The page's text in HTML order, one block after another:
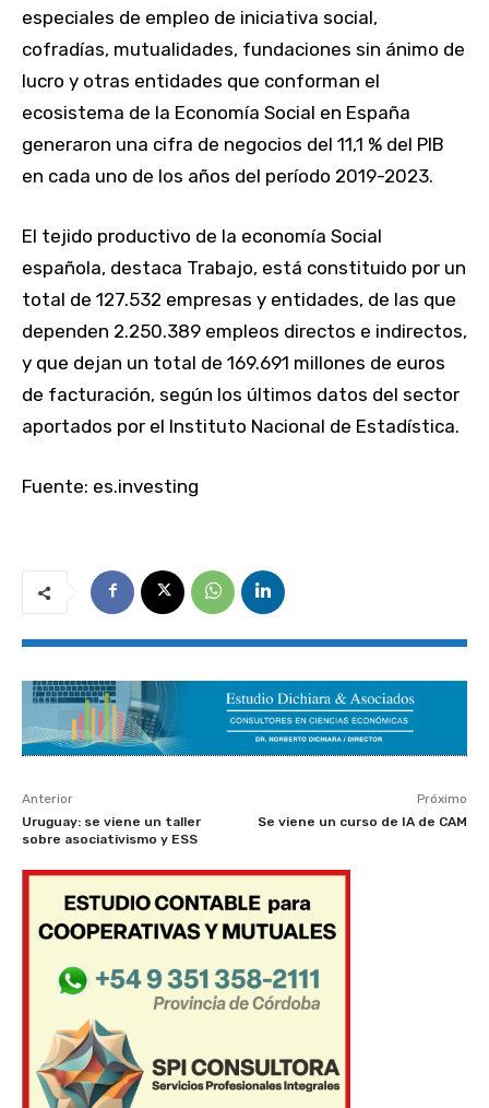
especiales de empleo de iniciativa social,
cofradías, mutualidades, fundaciones sin ánimo de
lucro y otras entidades que conforman el
ecosistema de la Economía Social en España
generaron una cifra de negocios del 11,1 % del PIB
en cada uno de los años del período 2019-2023.
El tejido productivo de la economía Social
española, destaca Trabajo, está constituido por un
total de 127.532 empresas y entidades, de las que
dependen 2.250.389 empleos directos e indirectos,
y que dejan un total de 169.691 millones de euros
de facturación, según los últimos datos del sector
aportados por el Instituto Nacional de Estadística.
Fuente: es.investing
Anterior
Uruguay: se viene un taller
sobre asociativismo y ESS
Próximo
Se viene un curso de IA de CAM